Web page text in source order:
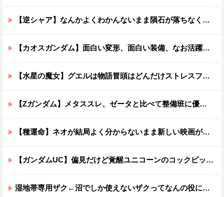
【逆シャア】なんかよくわかんないまま隕石が落ちなくていい感じに終わった作品ｗｗｗｗｗｗ
【カオスガンダム】面白い変形、面白い装備、なお活躍…
【水星の魔女】グエルは物語冒頭はどんだけストレスフルだったんだよ…ってなる
【Zガンダム】メタススレ、ゼータと比べて整備班に優しそう
【種運命】ネオが結局よく分からないまま新しい映画が終わった後ももやもやしてる
【ガンダムUC】偏見だけど覚醒ユニコーンのコックピットってエアコンの効きが強そうでいいよね
湿地帯専用ザク←沼でしか使えないザクってなんの役に立つ設定なんだ？